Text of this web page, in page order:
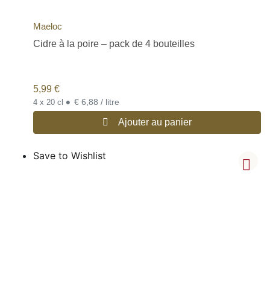
Maeloc
Cidre à la poire – pack de 4 bouteilles
5,99 €
4 x 20 cl • € 6,88 / litre
Ajouter au panier
Save to Wishlist